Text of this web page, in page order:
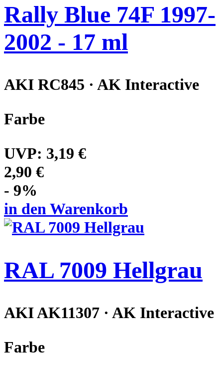
Rally Blue 74F 1997-
2002 - 17 ml
AKI RC845 · AK Interactive
Farbe
UVP: 3,19 €
2,90 €
- 9%
in den Warenkorb
RAL 7009 Hellgrau
AKI AK11307 · AK Interactive
Farbe